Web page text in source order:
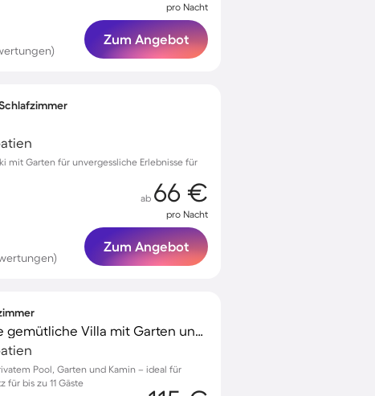
pro Nacht
Zum Angebot
Schlafzimmer
mit Garten für unvergessliche Erlebnisse für
ab 66 €
pro Nacht
Zum Angebot
Familienfreundliche gemütliche Villa mit Garten und privatem Pool | Naturblick | Haustiere erlaubt
Pool, Garten und Kamin – ideal für
für bis zu 11 Gäste